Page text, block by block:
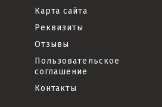
Карта сайта
Реквизиты
Отзывы
Пользовательское
соглашение
Контакты